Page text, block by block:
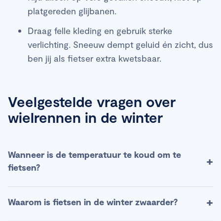
platgereden glijbanen.
Draag felle kleding en gebruik sterke
verlichting. Sneeuw dempt geluid én zicht, dus
ben jij als fietser extra kwetsbaar.
Veelgestelde vragen over
wielrennen in de winter
Wanneer is de temperatuur te koud om te
fietsen?
+
De meeste fietsers vinden temperaturen tot –5°C
Waarom is fietsen in de winter zwaarder? +